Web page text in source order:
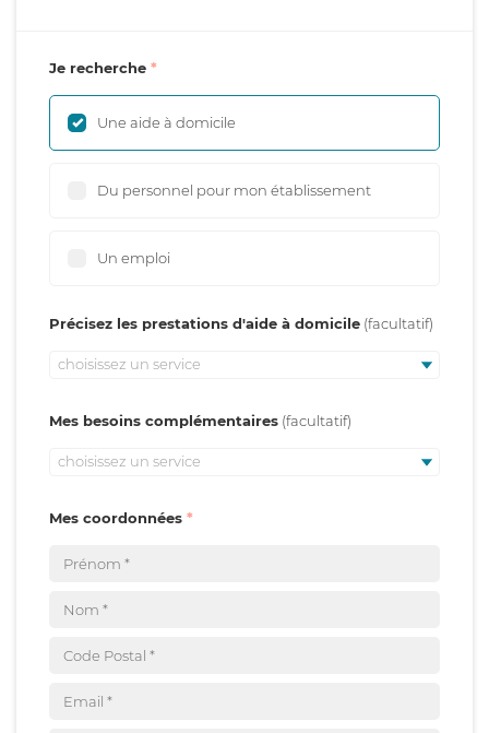
Je recherche
Une aide à domicile
Du personnel pour mon établissement
Un emploi
Précisez les prestations d'aide à domicile
choisissez un service
Mes besoins complémentaires
choisissez un service
Mes coordonnées